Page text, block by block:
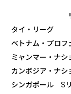
タイ・リーグ
ベトナム・プロフ
ミャンマー・ナシ
カンボジア・ナシ
シンガポール S